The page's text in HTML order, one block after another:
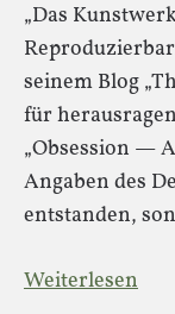
„Das
seinem Blog
für
„Obsession —
Angaben des
entstanden,
Weiterlesen